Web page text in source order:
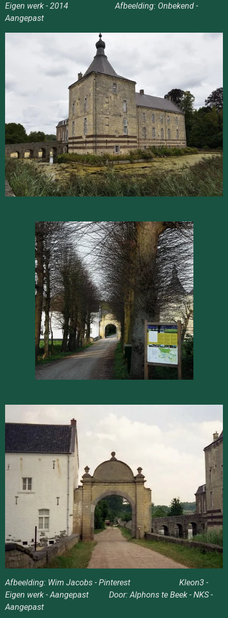
Eigen werk - 2014 Afbeelding: Onbekend -
Aangepast
Afbeelding: Wim Jacobs - Pinterest Kleon3 -
Eigen werk - Aangepast Door: Alphons te Beek - NKS -
Aangepast